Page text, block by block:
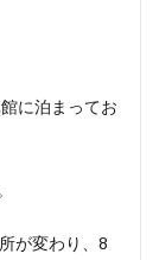
に泊まってお
が変わり、8